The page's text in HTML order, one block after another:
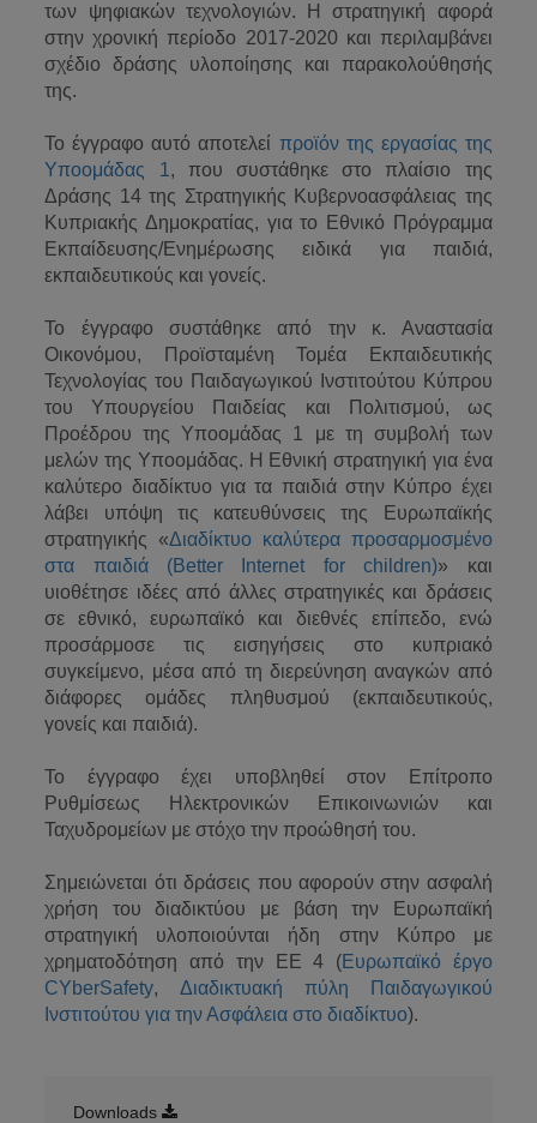
των ψηφιακών τεχνολογιών. Η στρατηγική αφορά
στην χρονική περίοδο 2017-2020 και περιλαμβάνει
σχέδιο δράσης υλοποίησης και παρακολούθησής
της.
Το έγγραφο αυτό αποτελεί προϊόν της εργασίας της
Υποομάδας 1 , που συστάθηκε στο πλαίσιο της
Δράσης 14 της Στρατηγικής Κυβερνοασφάλειας της
Κυπριακής Δημοκρατίας, για το Εθνικό Πρόγραμμα
Εκπαίδευσης/Ενημέρωσης ειδικά για παιδιά,
εκπαιδευτικούς και γονείς.
Το έγγραφο συστάθηκε από την κ. Αναστασία
Οικονόμου, Προϊσταμένη Τομέα Εκπαιδευτικής
Τεχνολογίας του Παιδαγωγικού Ινστιτούτου Κύπρου
του Υπουργείου Παιδείας και Πολιτισμού, ως
Προέδρου της Υποομάδας 1 με τη συμβολή των
μελών της Υποομάδας. Η Εθνική στρατηγική για ένα
καλύτερο διαδίκτυο για τα παιδιά στην Κύπρο έχει
λάβει υπόψη τις κατευθύνσεις της Ευρωπαϊκής
στρατηγικής «Διαδίκτυο καλύτερα προσαρμοσμένο
στα παιδιά (Better Internet for children)» και
υιοθέτησε ιδέες από άλλες στρατηγικές και δράσεις
σε εθνικό, ευρωπαϊκό και διεθνές επίπεδο, ενώ
προσάρμοσε τις εισηγήσεις στο κυπριακό
συγκείμενο, μέσα από τη διερεύνηση αναγκών από
διάφορες ομάδες πληθυσμού (εκπαιδευτικούς,
γονείς και παιδιά).
Το έγγραφο έχει υποβληθεί στον Επίτροπο
Ρυθμίσεως Ηλεκτρονικών Επικοινωνιών και
Ταχυδρομείων με στόχο την προώθησή του.
Σημειώνεται ότι δράσεις που αφορούν στην ασφαλή
χρήση του διαδικτύου με βάση την Ευρωπαϊκή
στρατηγική υλοποιούνται ήδη στην Κύπρο με
χρηματοδότηση από την ΕΕ 4 (Ευρωπαϊκό έργο
CYberSafety,Διαδικτυακή πύλη Παιδαγωγικού
Ινστιτούτου για την Ασφάλεια στο διαδίκτυο).
Downloads